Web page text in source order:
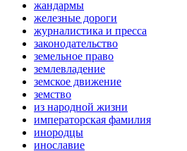
жандармы
железные дороги
журналистика и пресса
законодательство
земельное право
землевладение
земское движение
земство
из народной жизни
императорская фамилия
инородцы
инославие